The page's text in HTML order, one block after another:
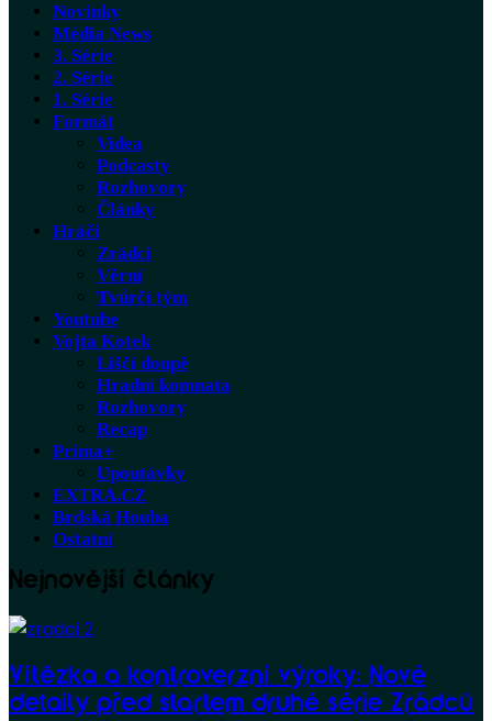
Novinky
Média News
3. Série
2. Série
1. Série
Formát
Videa
Podcasty
Rozhovory
Články
Hráči
Zrádci
Věrní
Tvůrčí tým
Youtube
Vojta Kotek
Liščí doupě
Hradní komnata
Rozhovory
Recap
Prima+
Upoutávky
EXTRA.CZ
Brdská Houba
Ostatní
Nejnovější články
Vítězka a kontroverzní výroky: Nové
detaily před startem druhé série Zrádců